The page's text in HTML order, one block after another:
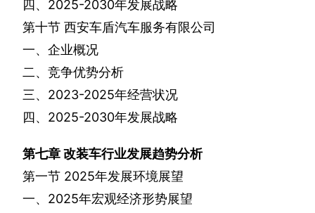
四、 2025-2030年发展战略
第十节 西安车盾汽车服务有限公司
一、企业概况
二、竞争优势分析
三、 2023-2025年经营状况
四、 2025-2030年发展战略
第七章改装车行业发展趋势分析
第一节 2025年发展环境展望
一、 2025年宏观经济形势展望